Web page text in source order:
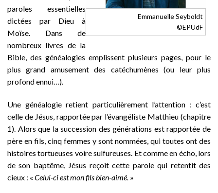
Emmanuelle Seyboldt
©EPUdF
paroles essentielles
dictées par Dieu à
Moïse. Dans de
nombreux livres de la
Bible, des généalogies emplissent plusieurs pages, pour le
plus grand amusement des catéchumènes (ou leur plus
profond ennui…).
Une généalogie retient particulièrement l’attention : c’est
celle de Jésus, rapportée par l’évangéliste Matthieu (chapitre
1). Alors que la succession des générations est rapportée de
père en fils, cinq femmes y sont nommées, qui toutes ont des
histoires tortueuses voire sulfureuses. Et comme en écho, lors
de son baptême, Jésus reçoit cette parole qui retentit des
cieux : « Celui-ci est mon fils bien-aimé. »